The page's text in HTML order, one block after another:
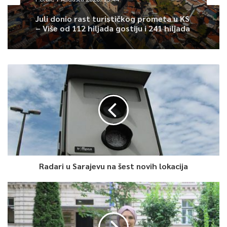
koje se odnose na njihovu djelatnost.
Ministar Delić je izrazio nadu da će postojeće stanje biti
riješeno jer zakonski propisi postoje, a urađen je i prijedlog
rada i socijalne politike podnijelo inicijativu Federalnom
ministarstvu pravde za uspostavu inspektorata u oblasti
socijalne zaštite.
Delić je pokazao novinarima originalni dokument od 1. augusta
ove godine, dakle otprije nemilog slučaja, o svim traženim
aspektima pružanja socijalnih usluga, poslovanju Zavoda i
podnesenim krivičnim prijavama. Iz dokumenta je vidljivo da 17
neadekvatnom zapošljavanju pa ima i primjera da politikolog
po vokaciji pruža štićenicima usluge defektologa.
Juli donio rast turističkog prometa u KS
– Više od 112 hiljada gostiju i 241 hiljada
noćenja
Radari u Sarajevu na šest novih lokacija